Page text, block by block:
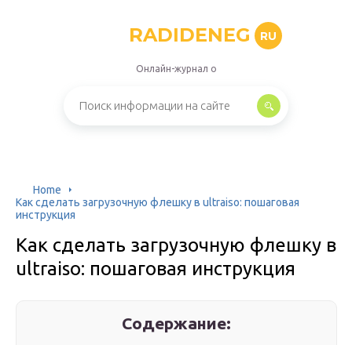
RADIDENEG RU
Онлайн-журнал о
Home
Как сделать загрузочную флешку в ultraiso: пошаговая
инструкция
Как сделать загрузочную флешку в
ultraiso: пошаговая инструкция
Содержание: